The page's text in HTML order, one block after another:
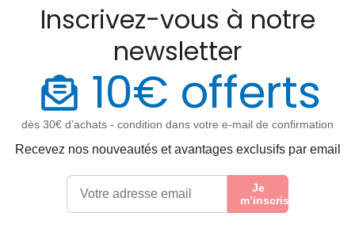
Inscrivez-vous à notre
newsletter
10€ offerts
dès 30€ d’achats - condition dans votre e-mail de confirmation
Recevez nos nouveautés et avantages exclusifs par email
Je
m’inscris